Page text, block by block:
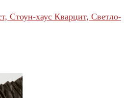
Стоун-хаус Кварцит, Светло-